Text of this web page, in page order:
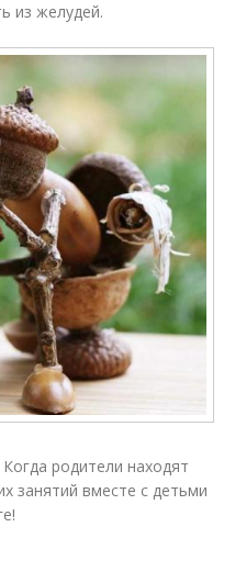
из желудей.
родители находят
занятий вместе с детьми